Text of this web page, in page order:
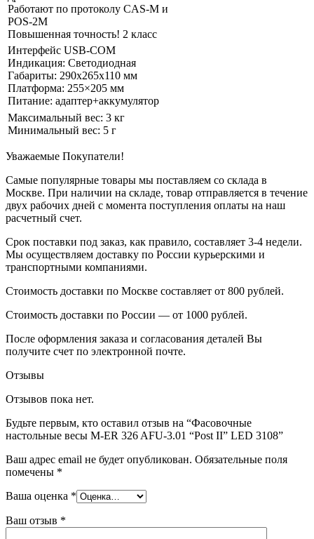
Работают по протоколу CAS-M и
POS-2M
Повышенная точность! 2 класс
Интерфейс USB-COM
Индикация: Светодиодная
Габариты: 290х265х110 мм
Платформа: 255×205 мм
Питание: адаптер+аккумулятор
Максимальный вес: 3 кг
Минимальный вес: 5 г
Уважаемые Покупатели!
Самые популярные товары мы поставляем со склада в
Москве. При наличии на складе, товар отправляется в течение
двух рабочих дней с момента поступления оплаты на наш
расчетный счет.
Срок поставки под заказ, как правило, составляет 3-4 недели.
Мы осуществляем доставку по России курьерскими и
транспортными компаниями.
Стоимость доставки по Москве составляет от 800 рублей.
Стоимость доставки по России — от 1000 рублей.
После оформления заказа и согласования деталей Вы
получите счет по электронной почте.
Отзывы
Отзывов пока нет.
Будьте первым, кто оставил отзыв на “Фасовочные
настольные весы M-ER 326 AFU-3.01 “Post II” LED 3108”
Ваш адрес email не будет опубликован. Обязательные поля
помечены *
Ваша оценка *
Ваш отзыв *